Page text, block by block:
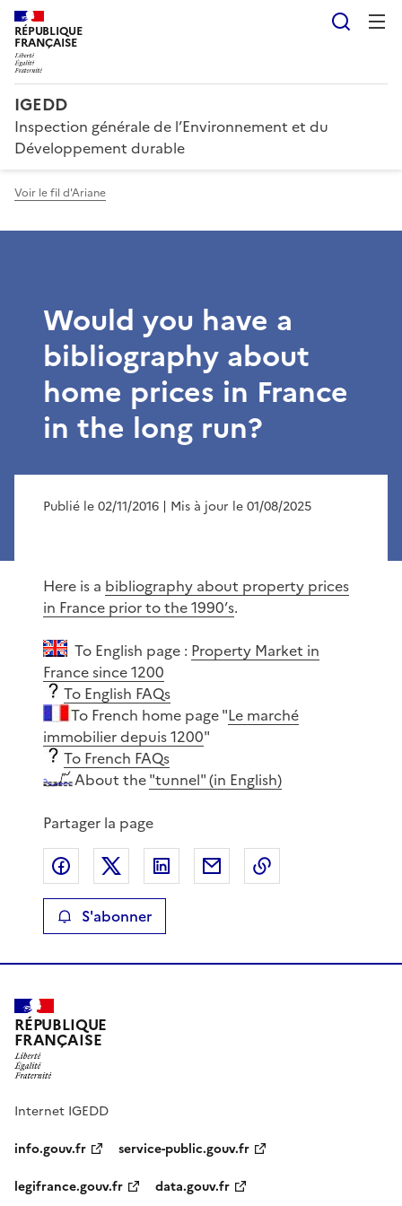
RÉPUBLIQUE
FRANÇAISE
IGEDD
Inspection générale de l’Environnement et du
Développement durable
Voir le fil d'Ariane
Would you have a
bibliography about
home prices in France
in the long run?
Publié le 02/11/2016 | Mis à jour le 01/08/2025
Here is a bibliography about property prices
in France prior to the 1990’s.
To English page : Property Market in
France since 1200
To English FAQs
To French home page "Le marché
immobilier depuis 1200"
To French FAQs
About the"tunnel" (in English)
Partager la page
Partager sur Facebook
Partager sur XPartager sur LinkedIn
Partager par email
S'abonner
RÉPUBLIQUE
FRANÇAISE
Internet IGEDD
info.gouv.fr
service-public.gouv.fr
legifrance.gouv.fr
data.gouv.fr